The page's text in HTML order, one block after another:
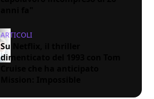
ARTICOLI
Su Netflix, il thriller
dimenticato del 1993 con Tom